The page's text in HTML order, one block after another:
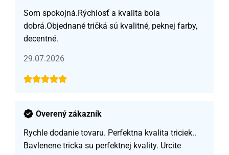
Som spokojná.Rýchlosť a kvalita bola
dobrá.Objednané tričká sú kvalitné, peknej farby,
decentné.
29.07.2026
Overený zákazník
Rychle dodanie tovaru. Perfektna kvalita triciek..
Bavlenene tricka su perfektnej kvality. Urcite